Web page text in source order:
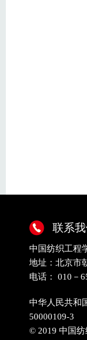
联系
中国纺织工程
地址：北京市
电话： 010－
中华人民共和
50000109-3
© 2019 中国